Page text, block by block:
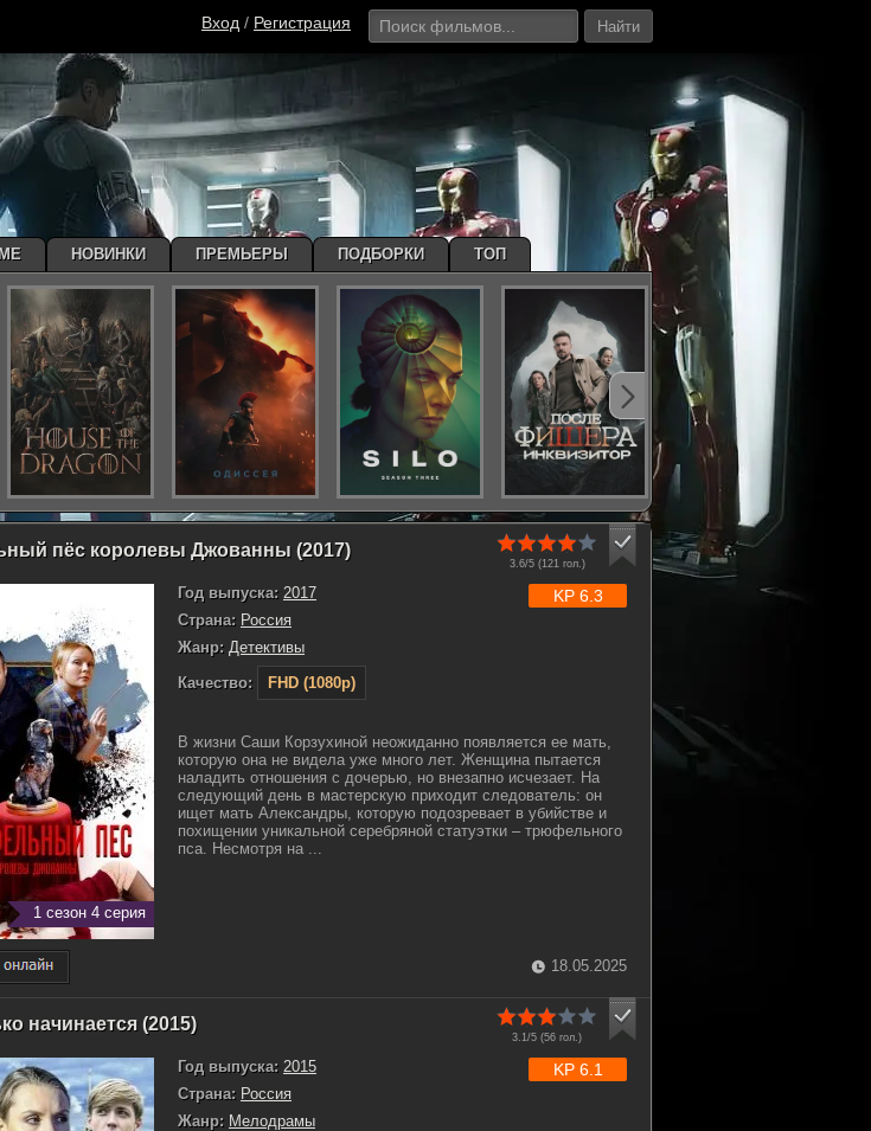
Вход / Регистрация Найти
пёс королевы Джованны (2017)
3.6/5 (121гол.)
1 сезон 4 серия
Год выпуска: 2017
Страна: Россия
Жанр: Детективы
Качество:
FHD (1080p)
KP 6.3
В жизни Саши Корзухиной неожиданно появляется ее мать,
которую она не видела уже много лет. Женщина пытается
наладить отношения с дочерью, но внезапно исчезает. На
следующий день в мастерскую приходит следователь: он
ищет мать Александры, которую подозревает в убийстве и
похищении уникальной серебряной статуэтки – трюфельного
пса. Несмотря на ...
18.05.2025
начинается (2015)
3.1/5 (56 гол.)
Год выпуска: 2015
Страна: Россия
Жанр: Мелодрамы
KP 6.1
НОВИНКИ ПРЕМЬЕРЫ ПОДБОРКИ ТОП